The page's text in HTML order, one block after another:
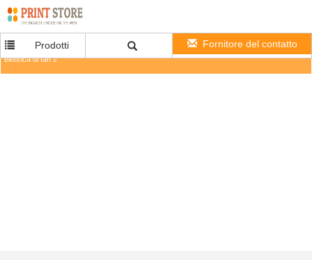
Prodotti Fornitore del contatto
Un convertitore a fibra ottica di 14 telai Rackmount della scanalatura con 4 l'alimentazione
elettrica di fan 2